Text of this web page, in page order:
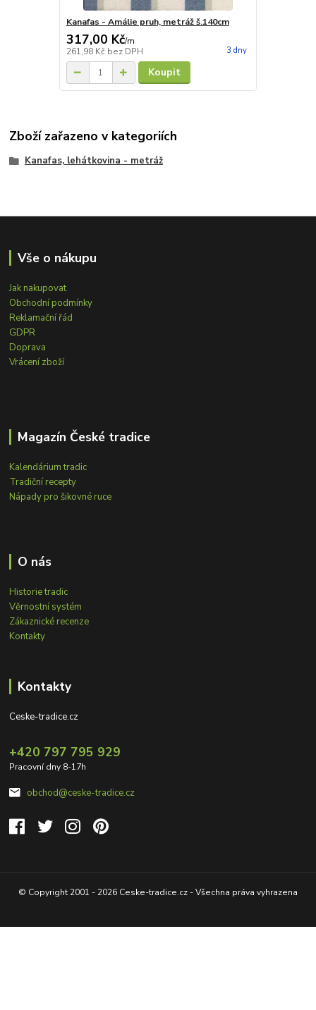
Kanafas - Amálie pruh, metráž š.140cm
317,00 Kč/m
261,98 Kč bez DPH 3 dny
Koupit
Zboží zařazeno v kategoriích
Kanafas, lehátkovina - metráž
Vše o nákupu
Jak nakupovat
Obchodní podmínky
Reklamační řád
GDPR
Doprava
Vrácení zboží
Magazín České tradice
Kalendárium tradic
Tradiční recepty
Nápady pro šikovné ruce
O nás
Historie tradic
Věrnostní systém
Zákaznické recenze
Kontakty
Kontakty
Ceske-tradice.cz
+420 797 795 929
Pracovní dny 8-17h
obchod@ceske-tradice.cz
© Copyright 2001 - 2026 Ceske-tradice.cz - Všechna práva vyhrazena